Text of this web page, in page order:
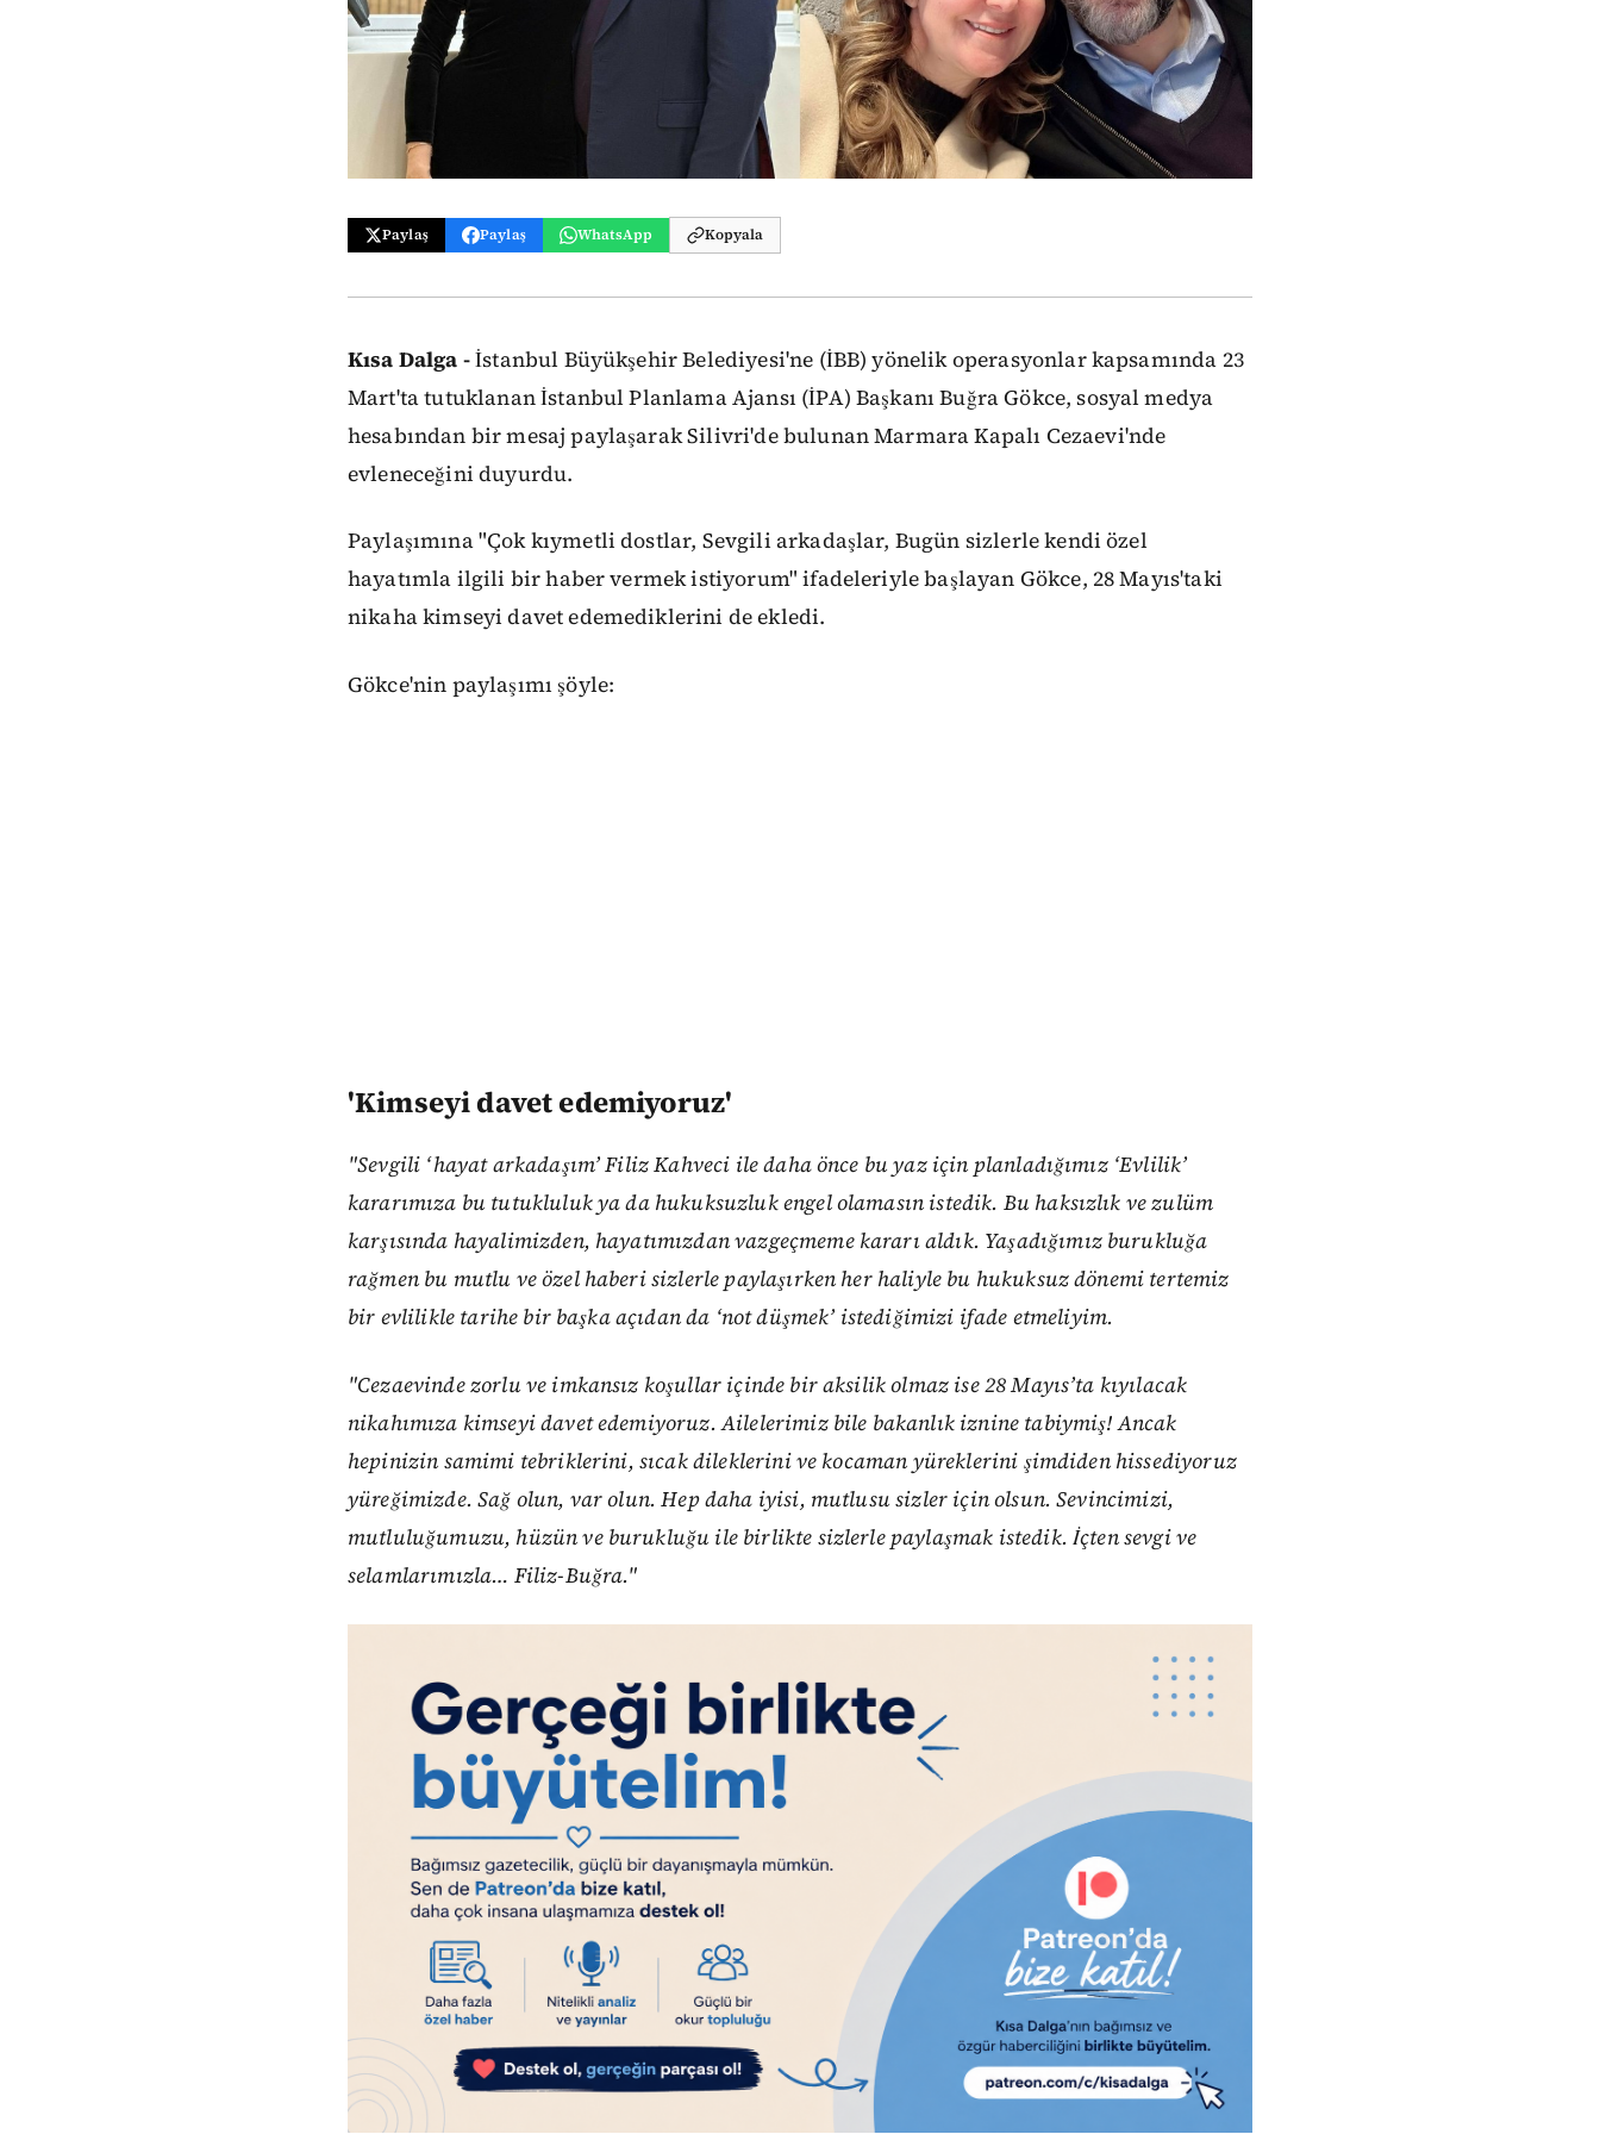
Paylaş Paylaş WhatsApp Kopyala
Kısa Dalga -İstanbul Büyükşehir Belediyesi'ne (İBB) yönelik operasyonlar kapsamında 23
Mart'ta tutuklanan İstanbul Planlama Ajansı (İPA) Başkanı Buğra Gökce, sosyal medya
hesabından bir mesaj paylaşarak Silivri'de bulunan Marmara Kapalı Cezaevi'nde
evleneceğini duyurdu.
Paylaşımına "Çok kıymetli dostlar, Sevgili arkadaşlar, Bugün sizlerle kendi özel
hayatımla ilgili bir haber vermek istiyorum" ifadeleriyle başlayan Gökce, 28 Mayıs'taki
nikaha kimseyi davet edemediklerini de ekledi.
Gökce'nin paylaşımı şöyle:
'Kimseyi davet edemiyoruz'
"Sevgili ‘hayat arkadaşım’ Filiz Kahveci ile daha önce bu yaz için planladığımız ‘Evlilik’
kararımıza bu tutukluluk ya da hukuksuzluk engel olamasın istedik. Bu haksızlık ve zulüm
karşısında hayalimizden, hayatımızdan vazgeçmeme kararı aldık. Yaşadığımız burukluğa
rağmen bu mutlu ve özel haberi sizlerle paylaşırken her haliyle bu hukuksuz dönemi tertemiz
bir evlilikle tarihe bir başka açıdan da ‘not düşmek’ istediğimizi ifade etmeliyim.
"Cezaevinde zorlu ve imkansız koşullar içinde bir aksilik olmaz ise 28 Mayıs’ta kıyılacak
nikahımıza kimseyi davet edemiyoruz. Ailelerimiz bile bakanlık iznine tabiymiş! Ancak
hepinizin samimi tebriklerini, sıcak dileklerini ve kocaman yüreklerini şimdiden hissediyoruz
yüreğimizde. Sağ olun, var olun. Hep daha iyisi, mutlusu sizler için olsun. Sevincimizi,
mutluluğumuzu, hüzün ve burukluğu ile birlikte sizlerle paylaşmak istedik. İçten sevgi ve
selamlarımızla… Filiz-Buğra."